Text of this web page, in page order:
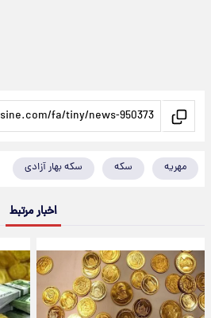
مهریه سکه سکه بهار آزادی
اخبار مرتبط